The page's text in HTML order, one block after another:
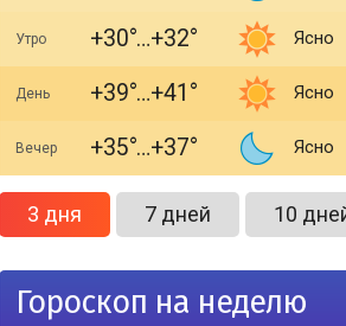
Утро +30 +32 Ясно
День +39 +41 Ясно
Вечер +35 +37 Ясно
3 дня 7 дней 10
Гороскоп на неделю